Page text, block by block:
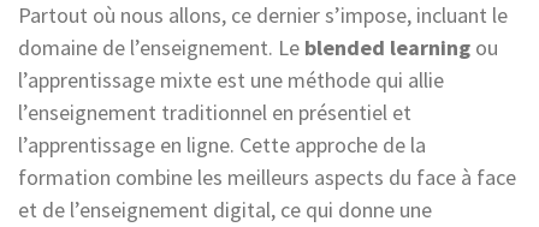
Partout où nous allons, ce dernier s’impose, incluant le
domaine de l’enseignement. Le blended learning ou
l’apprentissage mixte est une méthode qui allie
l’enseignement traditionnel en présentiel et
l’apprentissage en ligne. Cette approche de la
formation combine les meilleurs aspects du face à face
et de l’enseignement digital, ce qui donne une